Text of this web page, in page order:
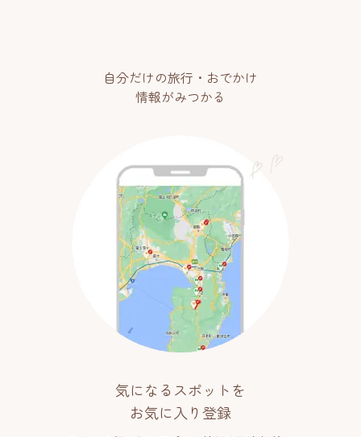
自分だけの旅行・おでかけ
情報がみつかる
気になるスポットを
お気に入り登録